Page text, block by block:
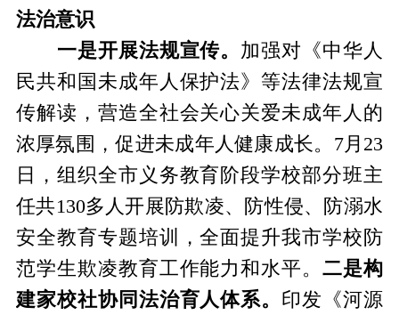
法治意识
一是开展法规宣传。 加强对《中华人
民共和国未成年人保护法》等法律法规宣
传解读，营造全社会关心关爱未成年人的
浓厚氛围，促进未成年人健康成长。7月23
日，组织全市义务教育阶段学校部分班主
任共130多人开展防欺凌、防性侵、防溺水
安全教育专题培训，全面提升我市学校防
范学生欺凌教育工作能力和水平。二是构
建家校社协同法治育人体系。 印发《河源